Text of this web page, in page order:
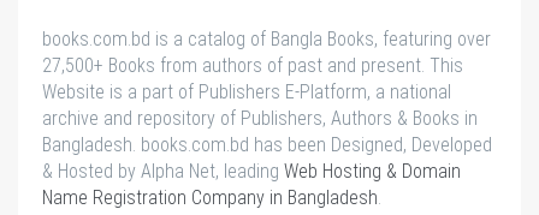
books.com.bd is a catalog of Bangla Books, featuring over
27,500+ Books from authors of past and present. This
Website is a part of Publishers E-Platform, a national
archive and repository of Publishers, Authors & Books in
Bangladesh. books.com.bd has been Designed, Developed
& Hosted by Alpha Net, leading Web Hosting & Domain
Name Registration Company in Bangladesh.